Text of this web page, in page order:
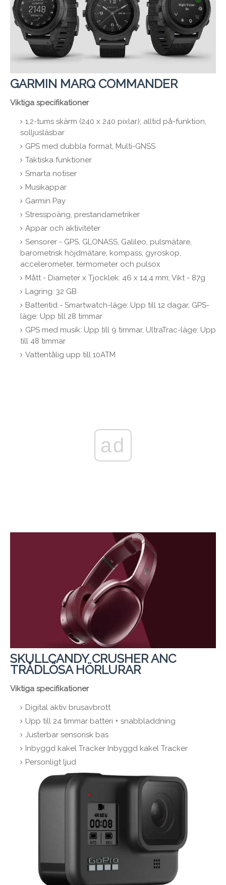
GARMIN MARQ COMMANDER
Viktiga specifikationer
1,2-tums skärm (240 x 240 pixlar); alltid på-funktion,
solljusläsbar
GPS med dubbla format, Multi-GNSS
Taktiska funktioner
Smarta notiser
Musikappar
Garmin Pay
Stresspoäng, prestandametriker
Appar och aktiviteter
Sensorer - GPS, GLONASS, Galileo, pulsmätare,
barometrisk höjdmätare, kompass, gyroskop,
accelerometer, termometer och pulsox
Mått - Diameter x Tjocklek: 46 x 14,4 mm; Vikt - 87g
Lagring: 32 GB
Batteritid - Smartwatch-läge: Upp till 12 dagar, GPS-
läge: Upp till 28 timmar
GPS med musik: Upp till 9 timmar, UltraTrac-läge: Upp
till 48 timmar
Vattentålig upp till 10ATM
ad
SKULLCANDY CRUSHER ANC
TRÅDLÖSA HÖRLURAR
Viktiga specifikationer
Digital aktiv brusavbrott
Upp till 24 timmar batteri + snabbladdning
Justerbar sensorisk bas
Inbyggd kakel Tracker Inbyggd kakel Tracker
Personligt ljud